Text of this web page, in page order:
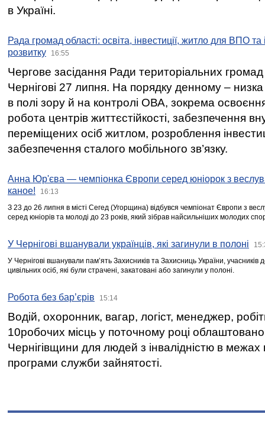
в Україні.
Рада громад області: освіта, інвестиції, житло для ВПО
розвитку
16:55
Чергове засідання Ради територіальних громад
Чернігові 27 липня. На порядку денному –
в полі зору й на контролі ОВА, зокрема освоєння
робота центрів життєстійкості, забезпечення
переміщених осіб житлом, розроблення
забезпечення сталого мобільного зв’язку.
Анна Юр'єва — чемпіонка Європи серед юніорок з
каное!
16:13
З 23 до 26 липня в місті Сегед (Угорщина) відбувся чемпіонат Європи з
серед юніорів та молоді до 23 років, який зібрав найсильніших молодих
У Чернігові вшанували українців, які загинули в полоні
У Чернігові вшанували пам’ять Захисників та Захисниць України,
цивільних осіб, які були страчені, закатовані або загинули у полоні.
Робота без бар’єрів 15:14
Водій, охоронник, вагар, логіст, менеджер,
10робочих місць у поточному році
Чернігівщини для людей з інвалідністю в межах
програми служби зайнятості.